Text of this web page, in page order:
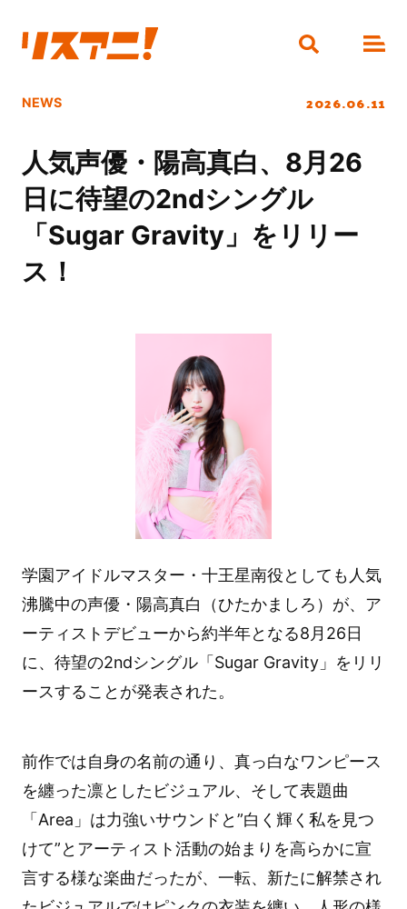
NEWS 2026.06.11
人気声優・陽高真白、8月26
日に待望の2ndシングル
「Sugar Gravity」をリリー
ス！
学園アイドルマスター・十王星南役としても人気
沸騰中の声優・陽高真白（ひたかましろ）が、ア
ーティストデビューから約半年となる8月26日
に、待望の2ndシングル「Sugar Gravity」をリリ
ースすることが発表された。
前作では自身の名前の通り、真っ白なワンピース
を纏った凛としたビジュアル、そして表題曲
「Area」は力強いサウンドと”白く輝く私を見つ
けて”とアーティスト活動の始まりを高らかに宣
言する様な楽曲だったが、一転、新たに解禁され